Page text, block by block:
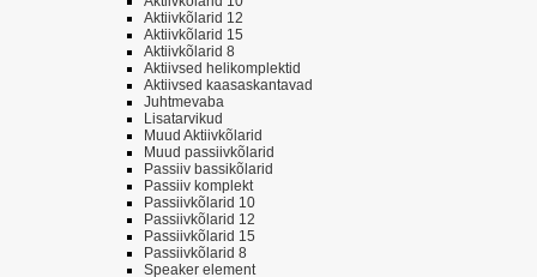
Aktiivkõlarid 12
Aktiivkõlarid 15
Aktiivkõlarid 8
Aktiivsed helikomplektid
Aktiivsed kaasaskantavad
Juhtmevaba
Lisatarvikud
Muud Aktiivkõlarid
Muud passiivkõlarid
Passiiv bassikõlarid
Passiiv komplekt
Passiivkõlarid 10
Passiivkõlarid 12
Passiivkõlarid 15
Passiivkõlarid 8
Speaker element